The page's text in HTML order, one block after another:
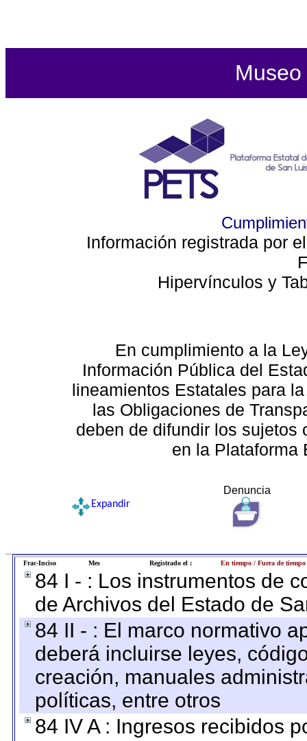
Información registrada por
Hipervínculos y
En cumplimiento a la
Información Pública del
lineamientos Estatales para
las Obligaciones de
deben de difundir los sujetos
en la Plataforma
Denuncia
Expandir
Frac-Inciso Mes Registrado el : En tiempo / Fuera de tiempo
84 I - : Los instrumentos de
de Archivos del Estado de
84 II - : El marco normativo
deberá incluirse leyes,
creación, manuales
políticas, entre otros
84 IV A : Ingresos recibidos